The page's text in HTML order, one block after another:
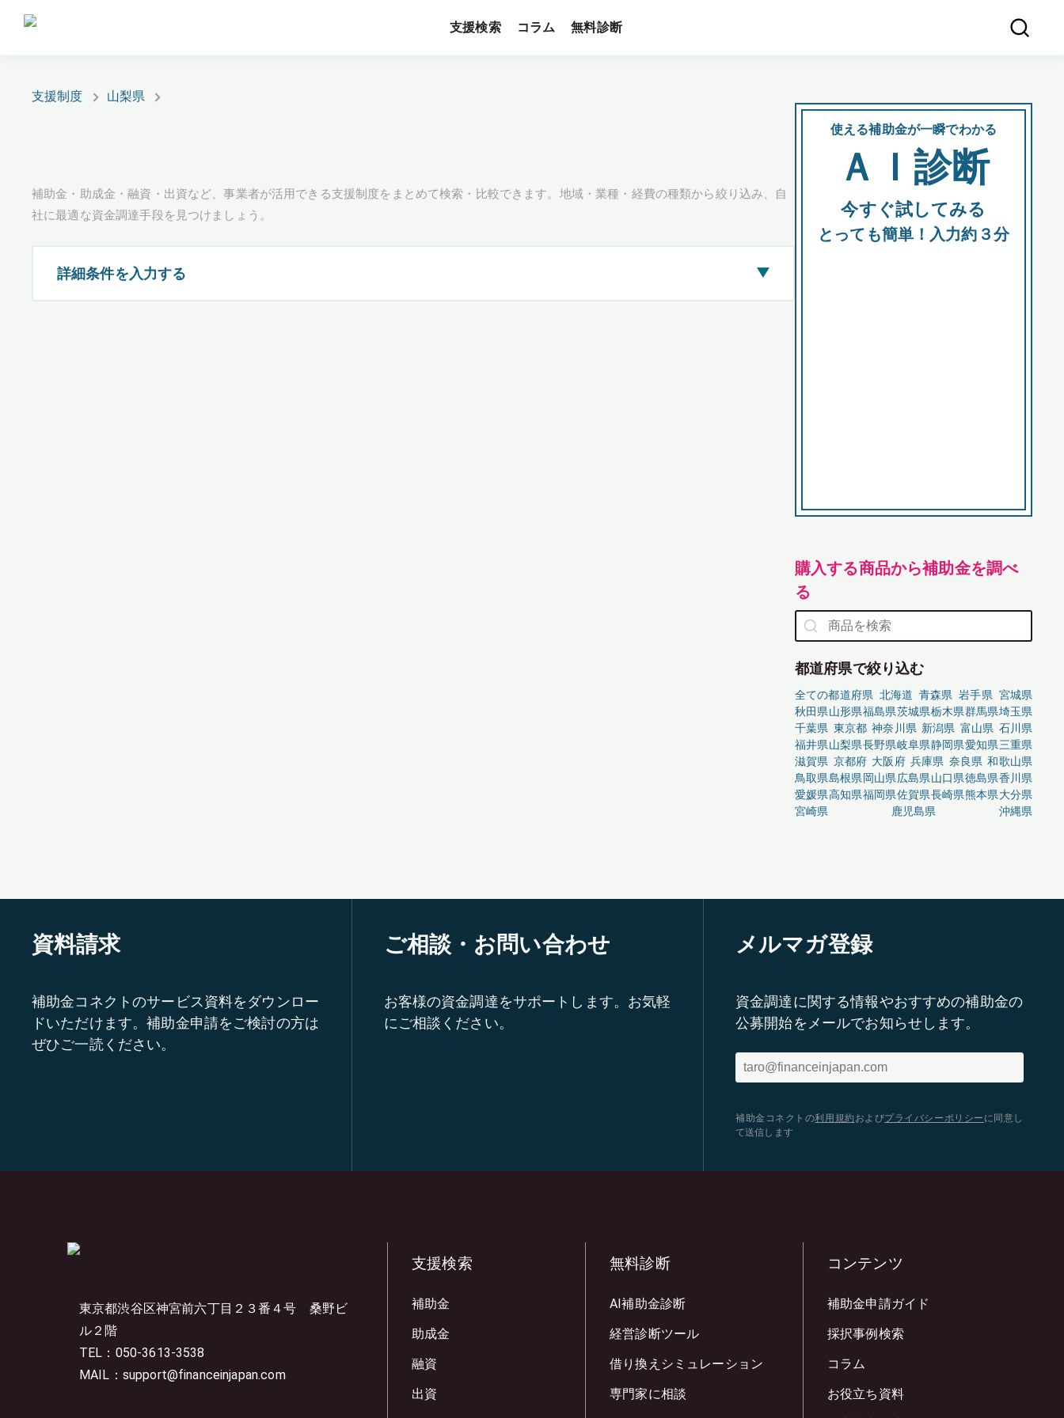
支援検索 コラム 無料診断
支援制度 山梨県
補助金・助成金・融資・出資など、事業者が活用できる支援制度をまとめて検索・比較できます。地域・業種・経費の種類から絞り込み、自
社に最適な資金調達手段を見つけましょう。
詳細条件を入力する ▶
使える補助金が一瞬でわかる
ＡＩ診断
今すぐ試してみる
とっても簡単！入力約３分
購入する商品から補助金を調べ
る
都道府県で絞り込む
全ての都道府県 北海道 青森県 岩手県 宮城県
秋田県山形県福島県茨城県栃木県群馬県埼玉県
千葉県 東京都 神奈川県 新潟県 富山県 石川県
福井県山梨県長野県岐阜県静岡県愛知県三重県
滋賀県 京都府 大阪府 兵庫県 奈良県 和歌山県
鳥取県島根県岡山県広島県山口県徳島県香川県
愛媛県高知県福岡県佐賀県長崎県熊本県大分県
宮崎県
鹿児島県 沖縄県
資料請求
補助金コネクトのサービス資料をダウンロー
ドいただけます。補助金申請をご検討の方は
ぜひご一読ください。
ご相談・お問い合わせ
お客様の資金調達をサポートします。お気軽
にご相談ください。
メルマガ登録
資金調達に関する情報やおすすめの補助金の
公募開始をメールでお知らせします。
補助金コネクトの利用規約 およびプライバシーポリシー に同意し
て送信します
東京都渋谷区神宮前六丁目２３番４号 桑野ビ
ル２階
TEL：050-3613-3538
MAIL：support@financeinjapan.com
支援検索
補助金
助成金
融資
出資
無料診断
AI補助金診断
経営診断ツール
借り換えシミュレーション
専門家に相談
コンテンツ
補助金申請ガイド
採択事例検索
コラム
お役立ち資料